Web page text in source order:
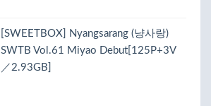
[SWEETBOX] Nyangsarang (냥사랑)
SWTB Vol.61 Miyao Debut[125P+3V
／2.93GB]